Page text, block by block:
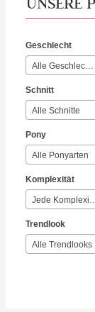
Geschlecht
Alle Geschlechter
Schnitt
Alle Schnitte
Pony
Alle Ponyarten
Komplexität
Jede
Trendlook
Alle Trendlooks